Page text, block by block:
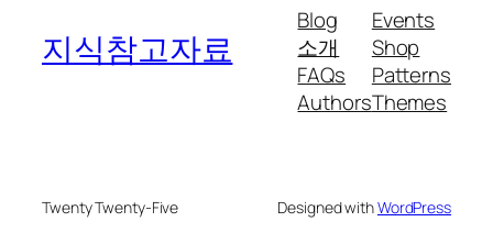
지식참고자료
Blog
소개
FAQs
Authors
Events
Shop
Patterns
Themes
Twenty Twenty-Five Designed withWordPress